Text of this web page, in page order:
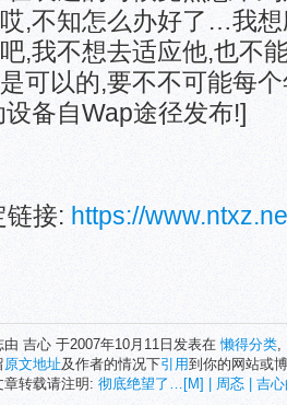
,不知怎么办好了…我想
,我不想去适应他,也不
可以的,要不不可能每
备自Wap途径发布!]
链接: https://
由 吉心 于2007年10月11日发表在懒得分类,
原文地址及作者的情况下引用到你的网站或
章转载请注明: 彻底绝望了…[M] | 周忞 | 吉心